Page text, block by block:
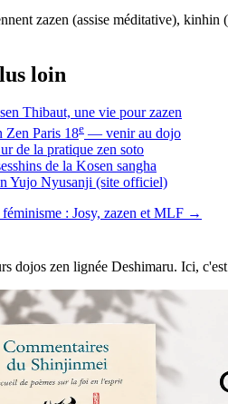
zazen (assise méditative),
loin
Thibaut, une vie pour zazen
Zen Paris 18e — venir au dojo
de la pratique zen soto
de la Kosen sangha
Yujo Nyusanji (site officiel)
féminisme : Josy, zazen et MLF →
dojos zen lignée Deshimaru. Ici, c'est